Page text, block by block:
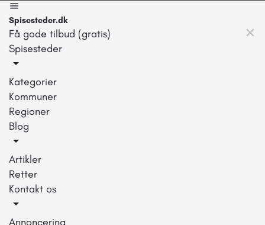
Spisesteder.dk
Få gode tilbud (gratis)
Spisesteder
Kategorier
Kommuner
Regioner
Blog
Artikler
Retter
Kontakt os
Annoncering